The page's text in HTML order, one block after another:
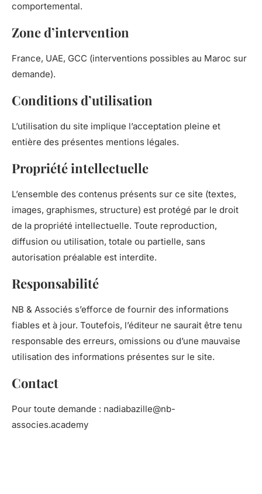
comportemental.
Zone d’intervention
France, UAE, GCC (interventions possibles au Maroc sur
demande).
Conditions d’utilisation
L’utilisation du site implique l’acceptation pleine et
entière des présentes mentions légales.
Propriété intellectuelle
L’ensemble des contenus présents sur ce site (textes,
images, graphismes, structure) est protégé par le droit
de la propriété intellectuelle. Toute reproduction,
diffusion ou utilisation, totale ou partielle, sans
autorisation préalable est interdite.
Responsabilité
NB & Associés s’efforce de fournir des informations
fiables et à jour. Toutefois, l’éditeur ne saurait être tenu
responsable des erreurs, omissions ou d’une mauvaise
utilisation des informations présentes sur le site.
Contact
Pour toute demande : nadiabazille@nb-
associes.academy